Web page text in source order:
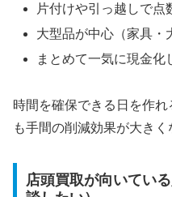
片付けや引っ越しで点
大型品が中心（家具・
まとめて一気に現金化
時間を確保できる日を作
も手間の削減効果が大きく
店頭買取が向いてい